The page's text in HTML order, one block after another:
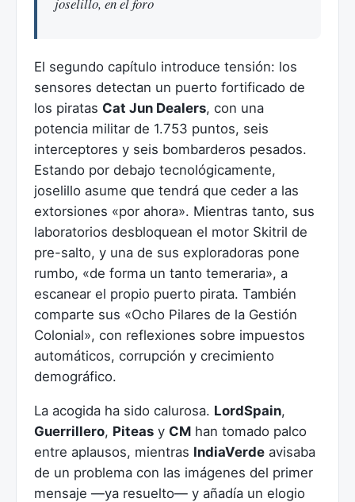
joselillo, en el foro
El segundo capítulo introduce tensión: los
sensores detectan un puerto fortificado de
los piratas Cat Jun Dealers, con una
potencia militar de 1.753 puntos, seis
interceptores y seis bombarderos pesados.
Estando por debajo tecnológicamente,
joselillo asume que tendrá que ceder a las
extorsiones «por ahora». Mientras tanto, sus
laboratorios desbloquean el motor Skitril de
pre-salto, y una de sus exploradoras pone
rumbo, «de forma un tanto temeraria», a
escanear el propio puerto pirata. También
comparte sus «Ocho Pilares de la Gestión
Colonial», con reflexiones sobre impuestos
automáticos, corrupción y crecimiento
demográfico.
La acogida ha sido calurosa. LordSpain,
Guerrillero, Piteas y CM han tomado palco
entre aplausos, mientras IndiaVerde avisaba
de un problema con las imágenes del primer
mensaje —ya resuelto— y añadía un elogio